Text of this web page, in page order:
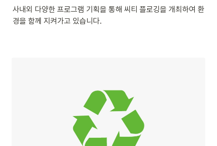
사내외 다양한 프로그램 기획을 통해 씨티 플로깅을 개최하여 환
경을 함께 지켜가고 있습니다.